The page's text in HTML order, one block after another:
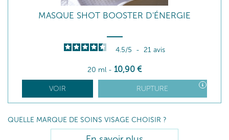
MASQUE SHOT BOOSTER D'ÉNERGIE
4.5/5 - 21 avis
20 ml - 10,90 €
VOIR RUPTURE
QUELLE MARQUE DE SOINS VISAGE CHOISIR ?